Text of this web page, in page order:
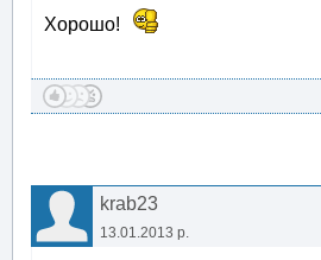
Хорошо!
krab23
13.01.2013 р.